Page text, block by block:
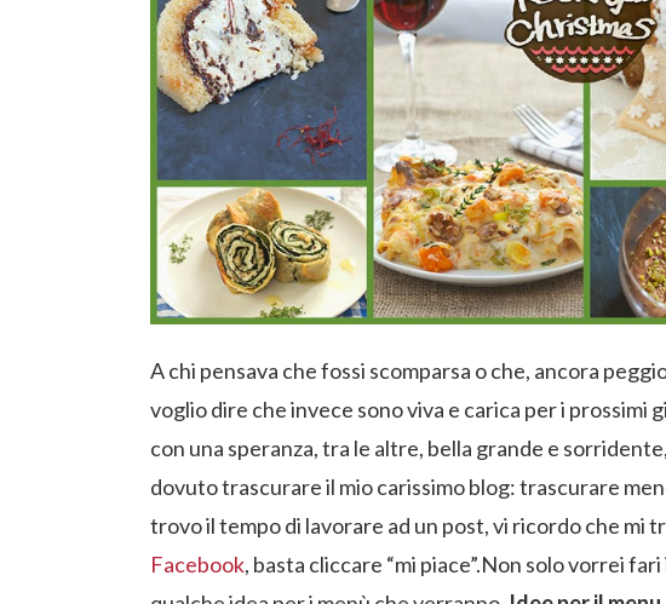
A chi pensava che fossi scomparsa o che, ancora
voglio dire che invece sono viva e carica per i prossimi
con una speranza, tra le altre, bella grande e
dovuto trascurare il mio carissimo blog: trascurare
trovo il tempo di lavorare ad un post, vi ricordo che mi
Facebook, basta cliccare “mi piace”.Non solo vorrei fari